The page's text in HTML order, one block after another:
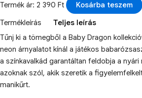
Termék ár: 2 390 Ft
Kosárba teszem
Termékleírás
Teljes leírás
Tűnj ki a tömegből a Baby Dragon
neon árnyalatot kínál a játékos
a színkavalkád garantáltan feldobja a nyári
azoknak szól, akik szeretik a
manikűrt.